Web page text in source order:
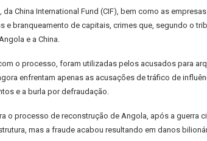
China International Fund (CIF), bem como as
branqueamento de capitais, crimes que, segundo o
e a China.
o processo, foram utilizadas pelos acusados para
enfrentam apenas as acusações de tráfico de
e a burla por defraudação.
processo de reconstrução de Angola, após a guerra
mas a fraude acabou resultando em danos